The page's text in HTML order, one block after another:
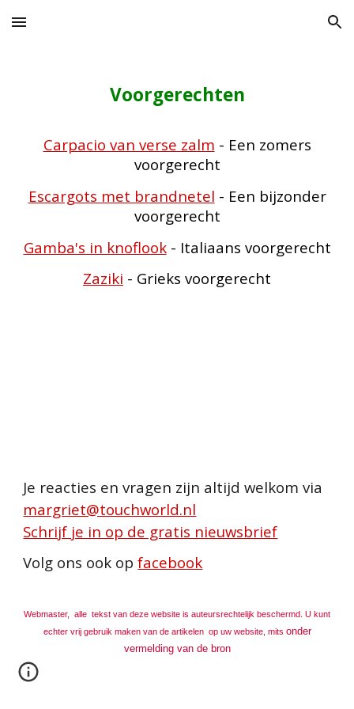
Skip to main content Skip to navigation
Voorgerechten
Carpacio van verse zalm - Een zomers
voorgerecht
Escargots met brandnetel - Een bijzonder
voorgerecht
Gamba's in knoflook- Italiaans voorgerecht
Zaziki - Grieks voorgerecht
Je reacties en vragen zijn altijd welkom via
margriet@touchworld.nl
Schrijf je in op de gratis nieuwsbrief
Volg ons ook opfacebook
Webmaster, alle tekst van deze website is auteursrechtelijk beschermd. U kunt
echter vrij gebruik maken van de artikelen op uw website, mits onder
vermelding van de bron